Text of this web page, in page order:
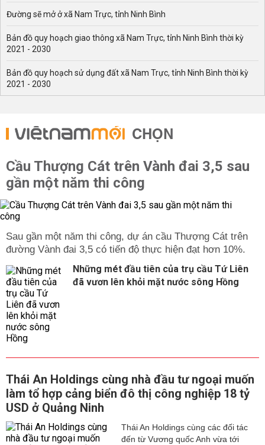
Đường sẽ mở ở xã Nam Trực, tỉnh Ninh Bình
Bản đồ quy hoạch giao thông xã Nam Trực, tỉnh Ninh Bình thời kỳ
2021 - 2030
Bản đồ quy hoạch sử dụng đất xã Nam Trực, tỉnh Ninh Bình thời kỳ
2021 - 2030
CHỌN
Cầu Thượng Cát trên Vành đai 3,5 sau
gần một năm thi công
Sau gần một năm thi công, dự án cầu Thượng Cát trên
đường Vành đai 3,5 có tiến độ thực hiện đạt hơn 10%.
Những mét đầu tiên của trụ cầu Tứ Liên
đã vươn lên khỏi mặt nước sông Hồng
Thái An Holdings cùng nhà đầu tư ngoại muốn
làm tổ hợp cảng biển đô thị công nghiệp 18 tỷ
USD ở Quảng Ninh
Thái An Holdings cùng các đối tác
đến từ Vương quốc Anh vừa tới